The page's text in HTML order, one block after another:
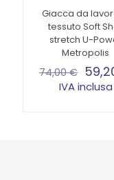
scelte
nella
del
Giacca da
tessuto Soft
stretch U-
Metropolis
74,00€
IVA inclusa